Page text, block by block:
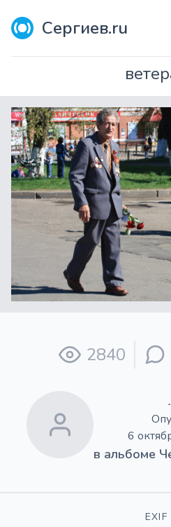
Сергиев.ru
2840
6
в альбоме
EXIF